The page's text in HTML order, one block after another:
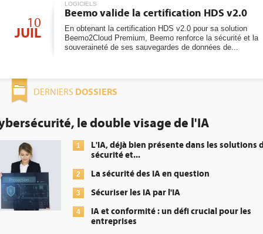
10
JUIL
LOGICIELS
Beemo valide la certification HDS v2.0
En obtenant la certification HDS v2.0 pour sa solution
Beemo2Cloud Premium, Beemo renforce la sécurité et la
souveraineté de ses sauvegardes de données de...
DERNIERS DOSSIERS
l'IA
dans les solutions de
question
crucial pour les
DEE: l'efficacité
obligation pour les
3
Un